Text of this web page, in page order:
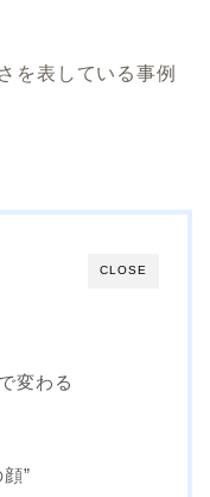
を表している事例
CLOSE
変わる
”